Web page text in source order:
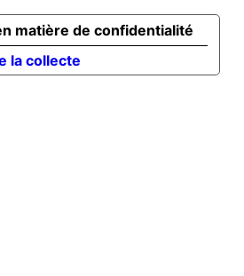
la collecte
matière de confidentialité